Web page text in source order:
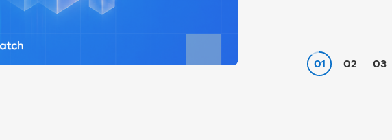
01 02 03